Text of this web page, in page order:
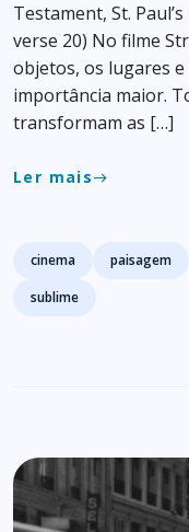
Testament, St.
verse 20) No filme
objetos, os lugares
importância maior.
transformam as […]
Ler maiseast
Tags
cinema paisagem
sublime